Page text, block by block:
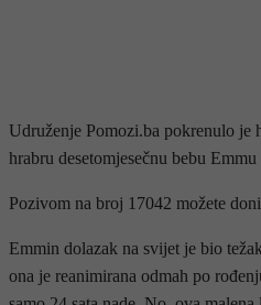
Udruženje Pomozi.ba pokrenulo je
hrabru desetomjesečnu bebu
Pozivom na broj 17042 možete
Emmin dolazak na svijet je bio
ona je reanimirana odmah po